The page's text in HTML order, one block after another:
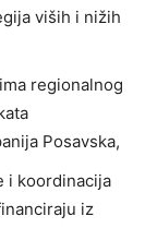
viših i nižih
regionalnog
Posavska,
i koordinacija
iz